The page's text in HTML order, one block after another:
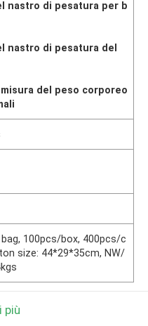
nastro di pesatura per b
nastro di pesatura del
del peso corporeo
100pcs/box, 400pcs/c
size: 44*29*35cm, NW/
più